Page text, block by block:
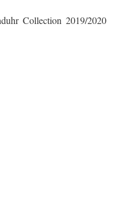
Collection 2019/2020